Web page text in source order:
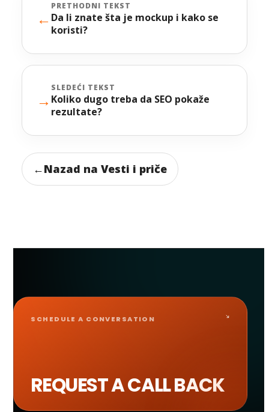
←
PRETHODNI TEKST
Da li znate šta je mockup i kako se
koristi?
SLEDEĆI TEKST
Koliko dugo treba da SEO pokaže
rezultate?
→
←Nazad na Vesti i priče
SCHEDULE A CONVERSATION
REQUEST A CALL BACK